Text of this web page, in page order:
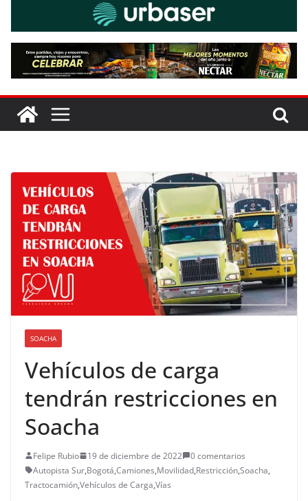
SOACHA
Vehículos de carga
tendrán restricciones en
Soacha
Felipe Rubio 19 de diciembre de 2022
0 comentarios
Autopista Sur,Bogotá,Camiones,Movilidad,Restricción,Soacha,
Tractocamión,Vehículos de Carga,Vías